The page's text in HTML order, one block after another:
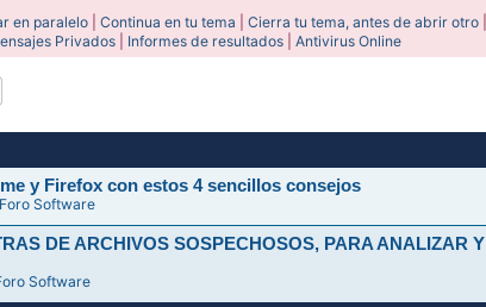
en paralelo |Continua en tu tema |Cierra tu tema, antes de abrir otro
Privados Informes de resultados |Antivirus Online
y Firefox con estos 4 sencillos consejos
Foro Software
DE ARCHIVOS SOSPECHOSOS, PARA ANALIZAR Y
Software